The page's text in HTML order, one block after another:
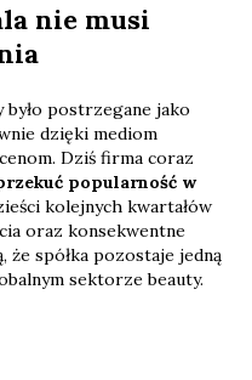
nie musi
było postrzegane jako
dzięki mediom
Dziś firma coraz
popularność w
kolejnych kwartałów
oraz konsekwentne
spółka pozostaje jedną
sektorze beauty.